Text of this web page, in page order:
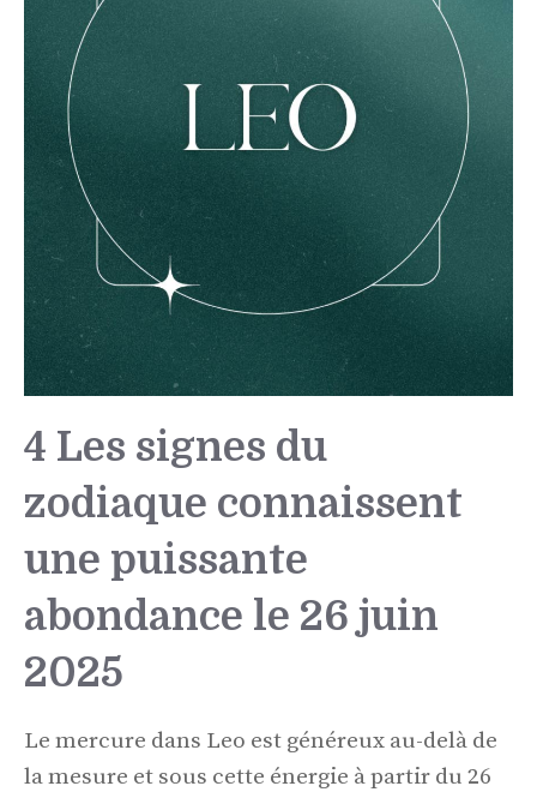
4 Les signes du
zodiaque connaissent
une puissante
abondance le 26 juin
2025
Le mercure dans Leo est généreux au-delà de
la mesure et sous cette énergie à partir du 26